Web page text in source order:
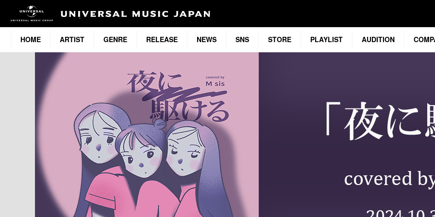
HOME ARTIST GENRE RELEASE NEWS SNS STORE PLAYLIST AUDITION